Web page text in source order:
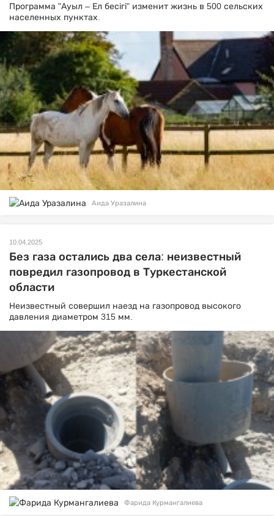
Программа "Ауыл – Ел бесігі" изменит жизнь в 500 сельских
населенных пунктах.
Аида Уразалина
10.04.2025
Без газа остались два села: неизвестный
повредил газопровод в Туркестанской
области
Неизвестный совершил наезд на газопровод высокого
давления диаметром 315 мм.
Фарида Курмангалиева